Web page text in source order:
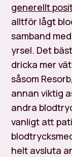
generellt
alltför lågt
samband
yrsel. Det
dricka mer
såsom
annan viktig
andra
vanligt att
helt avsluta